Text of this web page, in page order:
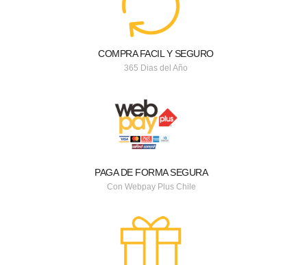
COMPRA FACIL Y SEGURO
365 Dias del Año
PAGA DE FORMA SEGURA
Con Webpay Plus Chile